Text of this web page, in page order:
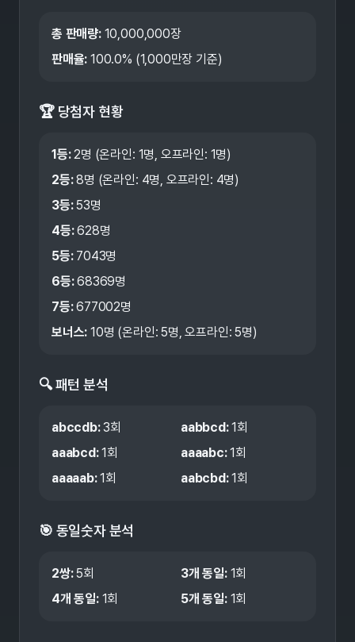
총 판매량: 10,000,000장
판매율: 100.0% (1,000만장 기준)
🏆 당첨자 현황
1등: 2명 (온라인: 1명, 오프라인: 1명)
2등: 8명 (온라인: 4명, 오프라인: 4명)
3등: 53명
4등: 628명
5등: 7043명
6등: 68369명
7등: 677002명
보너스: 10명 (온라인:5명, 오프라인:5명)
🔍 패턴 분석
abccdb: 3회 aabbcd: 1회
aaabcd: 1회 aaaabc: 1회
aaaaab: 1회 aabcbd: 1회
🎯 동일숫자 분석
2쌍: 5회 3개 동일: 1회
4개 동일: 1회 5개 동일: 1회